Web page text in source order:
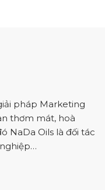
pháp Marketing
thơm mát, hoà
NaDa Oils là đối tác